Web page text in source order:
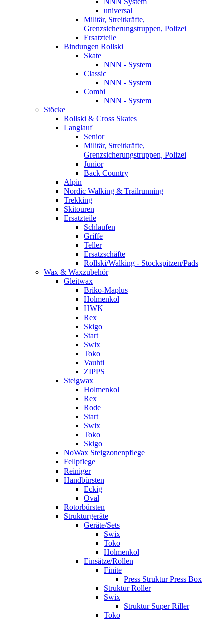
universal
Militär, Streitkräfte,
Grenzsicherungstruppen, Polizei
Ersatzteile
Bindungen Rollski
Skate
NNN - System
Classic
NNN - System
Combi
NNN - System
Stöcke
Rollski & Cross Skates
Langlauf
Senior
Militär, Streitkräfte,
Grenzsicherungstruppen, Polizei
Junior
Back Country
Alpin
Nordic Walking & Trailrunning
Trekking
Skitouren
Ersatzteile
Schlaufen
Griffe
Teller
Ersatzschäfte
Rollski/Walking - Stockspitzen/Pads
Wax & Waxzubehör
Gleitwax
Briko-Maplus
Holmenkol
HWK
Rex
Skigo
Start
Swix
Toko
Vauhti
ZIPPS
Steigwax
Holmenkol
Rex
Rode
Start
Swix
Toko
Skigo
NoWax Steigzonenpflege
Fellpflege
Reiniger
Handbürsten
Eckig
Oval
Rotorbürsten
Strukturgeräte
Geräte/Sets
Swix
Toko
Holmenkol
Einsätze/Rollen
Finite
Press Struktur Press Box
Struktur Roller
Swix
Struktur Super Riller
Toko